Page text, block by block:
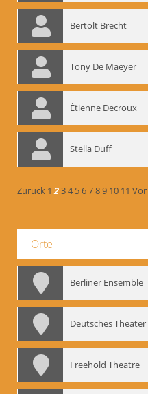
Bertolt Brecht
Tony De Maeyer
Étienne Decroux
Stella Duff
Zurück 1 234 56789 10 11 Vor
Orte
Berliner Ensemble
Deutsches Theater
Freehold Theatre